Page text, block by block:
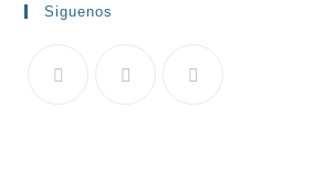
Siguenos